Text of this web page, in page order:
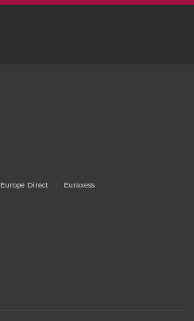
Europe Direct Euraxess